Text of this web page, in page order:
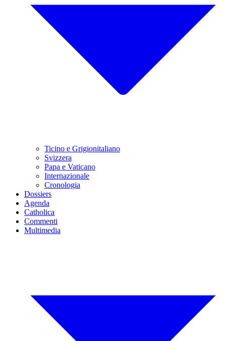
Ticino e Grigionitaliano
Svizzera
Papa e Vaticano
Internazionale
Cronologia
Dossiers
Agenda
Catholica
Commenti
Multimedia